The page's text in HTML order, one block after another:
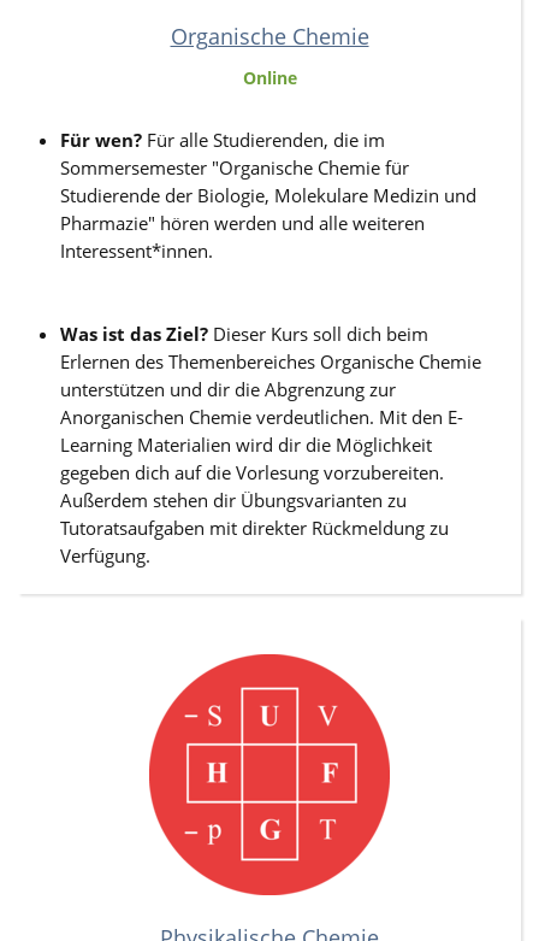
Organische Chemie
Online
Für wen? Für alle Studierenden, die im
Sommersemester "Organische Chemie für
Studierende der Biologie, Molekulare Medizin und
Pharmazie" hören werden und alle weiteren
Interessent*innen.
Was ist das Ziel? Dieser Kurs soll dich beim
Erlernen des Themenbereiches Organische Chemie
unterstützen und dir die Abgrenzung zur
Anorganischen Chemie verdeutlichen. Mit den E-
Learning Materialien wird dir die Möglichkeit
gegeben dich auf die Vorlesung vorzubereiten.
Außerdem stehen dir Übungsvarianten zu
Tutoratsaufgaben mit direkter Rückmeldung zu
Verfügung.